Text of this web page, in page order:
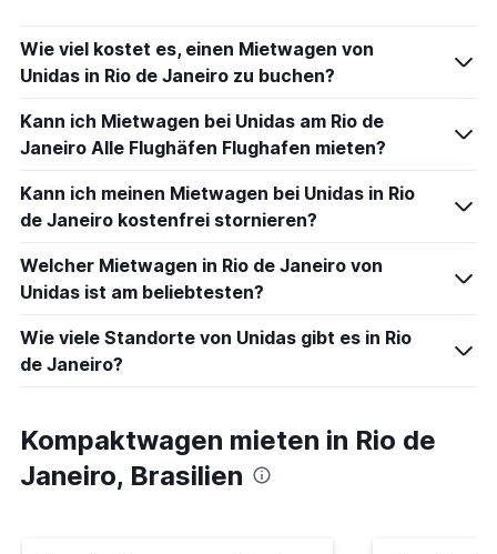
Wie viel kostet es, einen Mietwagen von
Unidas in Rio de Janeiro zu buchen?
Kann ich Mietwagen bei Unidas am Rio de
Janeiro Alle Flughäfen Flughafen mieten?
Kann ich meinen Mietwagen bei Unidas in Rio
de Janeiro kostenfrei stornieren?
Welcher Mietwagen in Rio de Janeiro von
Unidas ist am beliebtesten?
Wie viele Standorte von Unidas gibt es in Rio
de Janeiro?
Kompaktwagen mieten in Rio de
Janeiro, Brasilien